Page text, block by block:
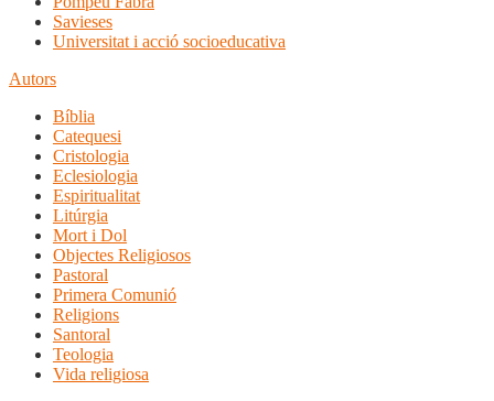
Savieses
Universitat i acció socioeducativa
Autors
Bíblia
Catequesi
Cristologia
Eclesiologia
Espiritualitat
Litúrgia
Mort i Dol
Objectes Religiosos
Pastoral
Primera Comunió
Religions
Santoral
Teologia
Vida religiosa